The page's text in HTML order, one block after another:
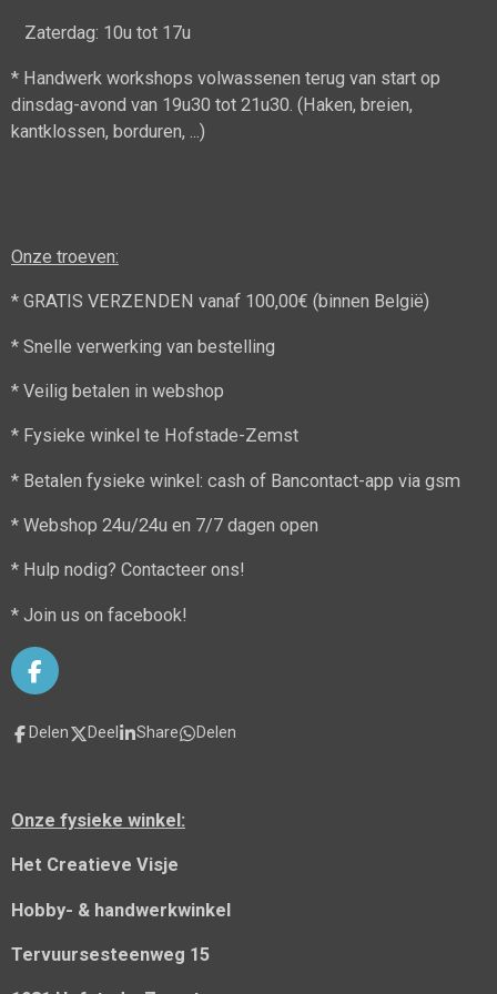
Zaterdag: 10u tot 17u
* Handwerk workshops volwassenen terug van start op
dinsdag-avond van 19u30 tot 21u30. (Haken, breien,
kantklossen, borduren, ...)
Onze troeven:
* GRATIS VERZENDEN vanaf 100,00€ (binnen België)
* Snelle verwerking van bestelling
* Veilig betalen in webshop
* Fysieke winkel te Hofstade-Zemst
* Betalen fysieke winkel: cash of Bancontact-app via gsm
* Webshop 24u/24u en 7/7 dagen open
* Hulp nodig? Contacteer ons!
* Join us on facebook!
F
a
c
e
k
Delen Deel Share Delen
Onze fysieke winkel:
Het Creatieve Visje
Hobby- & handwerkwinkel
Tervuursesteenweg 15